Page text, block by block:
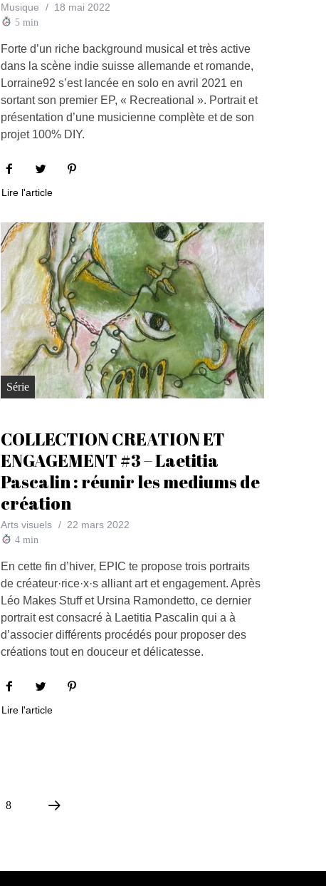
Musique 18 mai 2022
5 min
Forte d’un riche background musical et très active
dans la scène indie suisse allemande et romande,
Lorraine92 s’est lancée en solo en avril 2021 en
sortant son premier EP, « Recreational ». Portrait et
présentation d’une musicienne complète et de son
projet 100% DIY.
Lire l'article
Série
COLLECTION CREATION ET
ENGAGEMENT #3 – Laetitia
Pascalin : réunir les mediums de
création
Arts visuels 22 mars 2022
4 min
En cette fin d’hiver, EPIC te propose trois portraits
de créateur·rice·x·s alliant art et engagement. Après
Léo Makes Stuff et Ursina Ramondetto, ce dernier
portrait est consacré à Laetitia Pascalin qui a à
d’associer différents procédés pour proposer des
créations tout en douceur et délicatesse.
Lire l'article
8